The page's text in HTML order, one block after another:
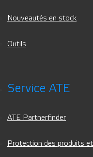
Nouveautés en stock
Outils
Service ATE
ATE Partnerfinder
Protection des produits